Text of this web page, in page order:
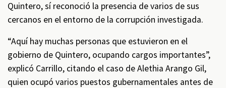
Quintero, sí reconoció la presencia de varios de sus
cercanos en el entorno de la corrupción investigada.
“Aquí hay muchas personas que estuvieron en el
gobierno de Quintero, ocupando cargos importantes”,
explicó Carrillo, citando el caso de Alethia Arango Gil,
quien ocupó varios puestos gubernamentales antes de